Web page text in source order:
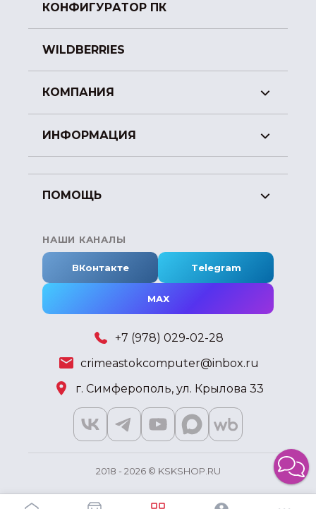
КОНФИГУРАТОР ПК
WILDBERRIES
КОМПАНИЯ
ИНФОРМАЦИЯ
ПОМОЩЬ
НАШИ КАНАЛЫ
ВКонтакте Telegram
MAX
+7 (978) 029-02-28
crimeastokcomputer@inbox.ru
г. Симферополь, ул. Крылова 33
2018 - 2026 © KSKSHOP.RU